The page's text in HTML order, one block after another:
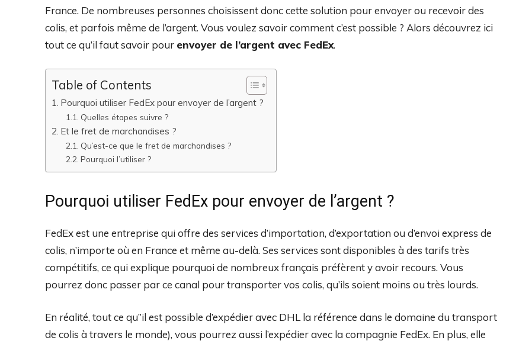
France. De nombreuses personnes choisissent donc cette solution pour envoyer ou recevoir des
colis, et parfois même de l’argent. Vous voulez savoir comment c’est possible ? Alors découvrez ici
tout ce qu’il faut savoir pour envoyer de l’argent avec FedEx.
Table of Contents
Pourquoi utiliser FedEx pour envoyer de l’argent ?
Quelles étapes suivre ?
Et le fret de marchandises ?
Qu’est-ce que le fret de marchandises ?
Pourquoi l’utiliser ?
Pourquoi utiliser FedEx pour envoyer de l’argent ?
FedEx est une entreprise qui offre des services d’importation, d’exportation ou d’envoi express de
colis, n’importe où en France et même au-delà. Ses services sont disponibles à des tarifs très
compétitifs, ce qui explique pourquoi de nombreux français préfèrent y avoir recours. Vous
pourrez donc passer par ce canal pour transporter vos colis, qu’ils soient moins ou très lourds.
En réalité, tout ce qu’’il est possible d’expédier avec DHL la référence dans le domaine du transport
de colis à travers le monde), vous pourrez aussi l’expédier avec la compagnie FedEx. En plus, elle